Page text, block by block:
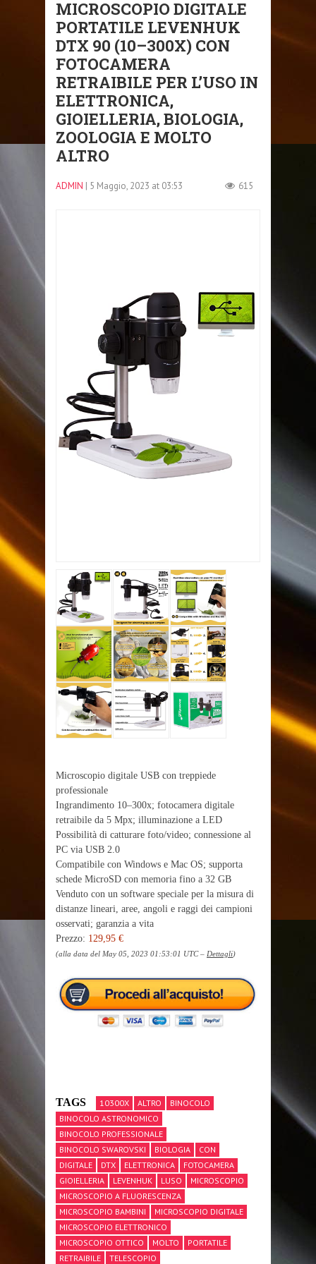
MICROSCOPIO DIGITALE
PORTATILE LEVENHUK
DTX 90 (10–300X) CON
FOTOCAMERA
RETRAIBILE PER L’USO IN
ELETTRONICA,
GIOIELLERIA, BIOLOGIA,
ZOOLOGIA E MOLTO
ALTRO
ADMIN | 5 Maggio, 2023 at 03:53 615
Microscopio digitale USB con treppiede
professionale
Ingrandimento 10–300x; fotocamera digitale
retraibile da 5 Mpx; illuminazione a LED
Possibilità di catturare foto/video; connessione al
PC via USB 2.0
Compatibile con Windows e Mac OS; supporta
schede MicroSD con memoria fino a 32 GB
Venduto con un software speciale per la misura di
distanze lineari, aree, angoli e raggi dei campioni
osservati; garanzia a vita
Prezzo: 129,95 €
(alla data del May 05, 2023 01:53:01 UTC – Dettagli)
TAGS 10300X ALTRO
BINOCOLO
BINOCOLO ASTRONOMICO
BINOCOLO PROFESSIONALE
BINOCOLO SWAROVSKI
BIOLOGIA
CON
DIGITALE
DTX ELETTRONICA
FOTOCAMERA
GIOIELLERIA
LEVENHUK LUSO
MICROSCOPIO
MICROSCOPIO A FLUORESCENZA
MICROSCOPIO BAMBINI
MICROSCOPIO DIGITALE
MICROSCOPIO ELETTRONICO
MICROSCOPIO OTTICO
MOLTO
PORTATILE
RETRAIBILE
TELESCOPIO